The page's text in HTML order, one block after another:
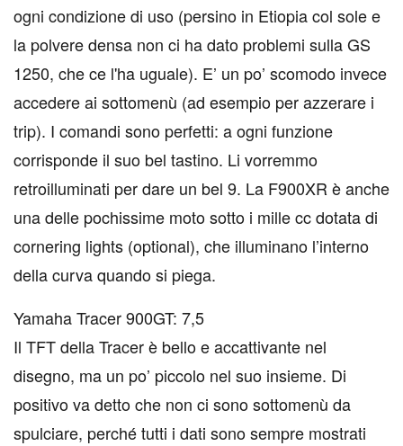
ogni condizione di uso (persino in Etiopia col sole e
la polvere densa non ci ha dato problemi sulla GS
1250, che ce l'ha uguale). E’ un po’ scomodo invece
accedere ai sottomenù (ad esempio per azzerare i
trip). I comandi sono perfetti: a ogni funzione
corrisponde il suo bel tastino. Li vorremmo
retroilluminati per dare un bel 9. La F900XR è anche
una delle pochissime moto sotto i mille cc dotata di
cornering lights (optional), che illuminano l’interno
della curva quando si piega.
Yamaha Tracer 900GT: 7,5
Il TFT della Tracer è bello e accattivante nel
disegno, ma un po’ piccolo nel suo insieme. Di
positivo va detto che non ci sono sottomenù da
spulciare, perché tutti i dati sono sempre mostrati